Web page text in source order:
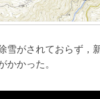
雪がされておらず，
かかった。